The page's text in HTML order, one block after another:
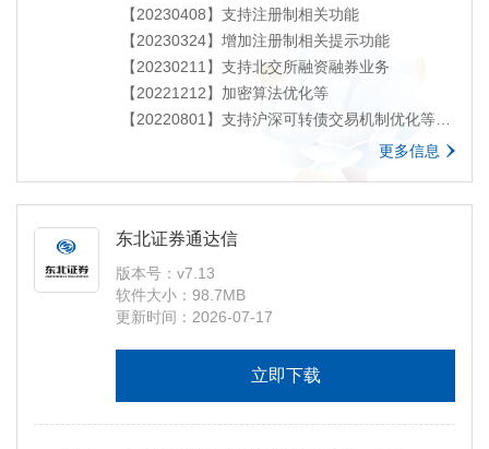
【20230408】支持注册制相关功能
【20230324】增加注册制相关提示功能
【20230211】支持北交所融资融券业务
【20221212】加密算法优化等
【20220801】支持沪深可转债交易机制优化等
【20220514】支持新深圳债券交易规则，支持匹
【20211113】支持北京证券交易所股票行情展示
及委托功能。
【20210910】股转发行优化
【20210821】支持上海债券质押式协议回购以及
现券交易。
【20210712】支持债券非交易界面调整、新三板
便捷性交易功能
更多信息
东北证券通达信
版本号：v7.13
软件大小：98.7MB
更新时间：2026-07-17
立即下载